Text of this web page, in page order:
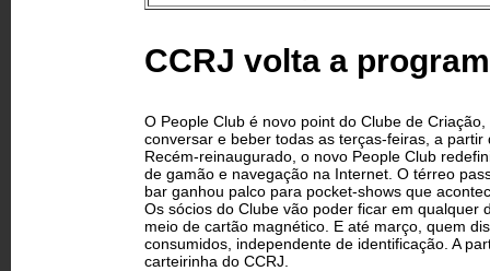
CCRJ volta a
O People Club é novo point do Clube de
conversar e beber todas as terças-feiras, a partir
Recém-reinaugurado, o novo People Club
de gamão e navegação na Internet. O térreo
bar ganhou palco para pocket-shows que
Os sócios do Clube vão poder ficar em qualquer
meio de cartão magnético. E até março, quem
consumidos, independente de identificação. A
carteirinha do CCRJ.